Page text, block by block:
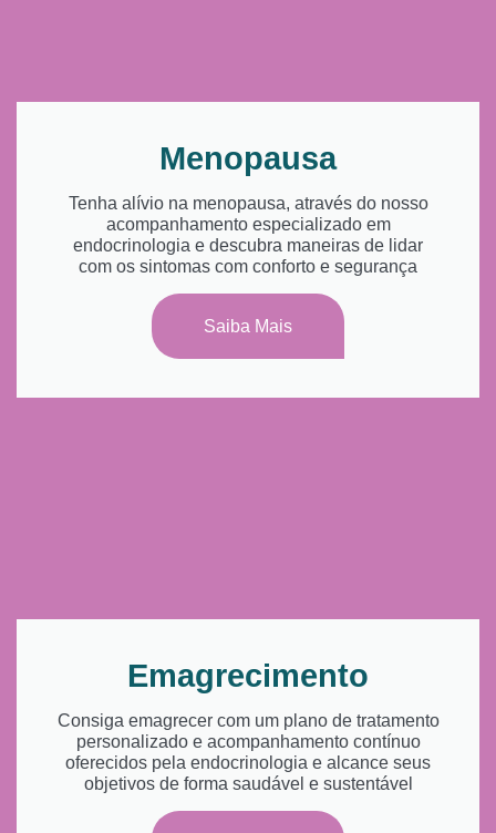
Menopausa
Tenha alívio na menopausa, através do nosso
acompanhamento especializado em
endocrinologia e descubra maneiras de lidar
com os sintomas com conforto e segurança
Saiba Mais
Emagrecimento
Consiga emagrecer com um plano de tratamento
personalizado e acompanhamento contínuo
oferecidos pela endocrinologia e alcance seus
objetivos de forma saudável e sustentável